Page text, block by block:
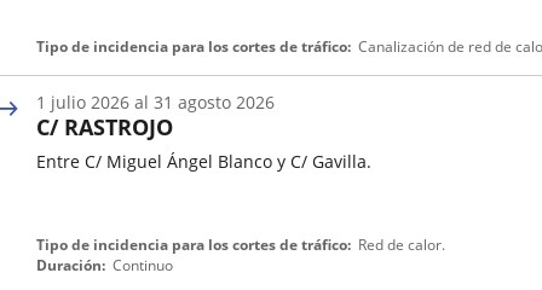
Fecha
de
una
de
Tipo de incidencia para los cortes de tráfico Canalización de red de
C/ RASTROJO
Entre C/ Miguel Ángel Blanco y C/ Gavilla.
Fecha
de
1 julio 2026 al 31 agosto 2026
Tipo de incidencia para los cortes de tráfico Red de calor.
Duración Continuo